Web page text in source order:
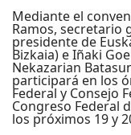
Mediante el
Ramos, secretario
presidente de
Bizkaia) e Iñaki
Nekazarian
participará en los
Federal y Consejo
Congreso Federal
los próximos 19 y